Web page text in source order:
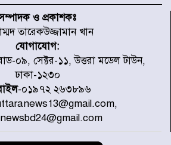
সাগরে অবমুক্ত
মাতারবাড়ী পৌঁছে নির্ধারিত কর্মসূচিতে
যোগ দিয়েছেন প্রধানমন্ত্রী
জাতীয় সাংবাদিক সংস্থার পিরোজপুর
জেলা কমিটি অনুমোদন
ও প্রকাশকঃ
তারেকউজ্জামান খান
যোগাযোগ:
০৯, সেক্টর-১১, উত্তরা মডেল টাউন,
ঢাকা-১২৩০
-০১৯৭২ ২৬৩৮৯৬